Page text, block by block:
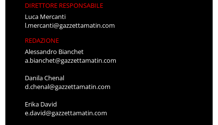
DIRETTORE RESPONSABILE
Luca Mercanti
l.mercanti@gazzettamatin.com
REDAZIONE
Alessandro Bianchet
a.bianchet@gazzettamatin.com
Danila Chenal
d.chenal@gazzettamatin.com
Erika David
e.david@gazzettamatin.com